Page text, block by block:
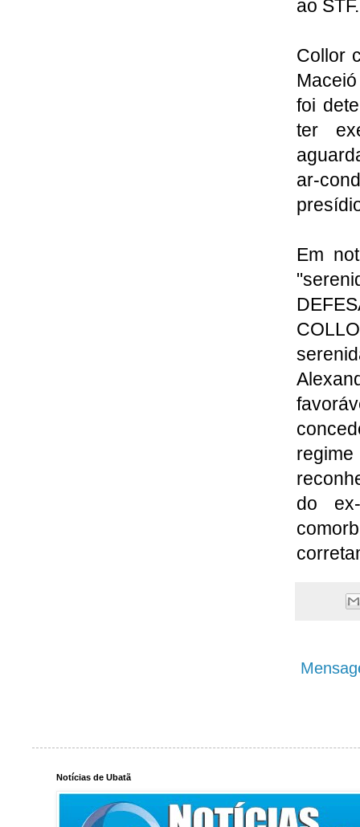
ao
Collor
foi
ter
ar-
Em
do
Notícias de Ubatã